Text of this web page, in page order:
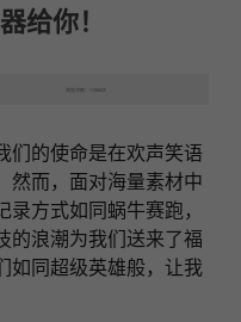
给你！
浏览次数：11996次
们的使命是在欢声笑语
然而，面对海量素材中
方式如同蜗牛赛跑，
的浪潮为我们送来了福
如同超级英雄般，让我